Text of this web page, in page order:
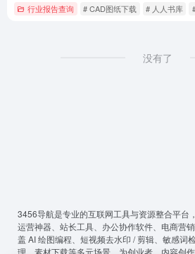
行业报告查询 # CAD图纸下载 # 人人书库
没有了
3456导航是专业的互联网工具与资源整合平台
运营神器、站长工具、办公协作软件、电商营
盖 AI 绘图编程、短视频去水印 / 剪辑、敏感词
理、素材下载等多元场景，为创业者、内容创